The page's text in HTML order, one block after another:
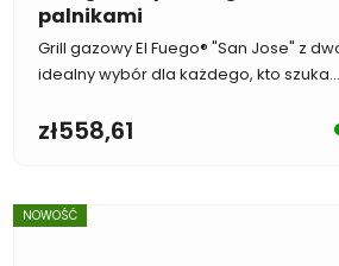
palnikami
zł558,61
Grill gazowy El Fuego® "San Jose" z
idealny wybór dla każdego, kto szuka...
NOWOŚĆ